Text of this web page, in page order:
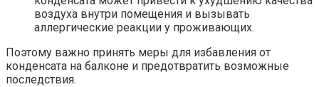
воздуха внутри помещения и вызывать
аллергические реакции у проживающих.​
Поэтому важно принять меры для избавления от
конденсата на балконе и предотвратить возможные
последствия.​